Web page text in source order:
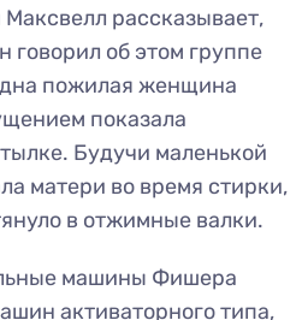
рассказывает,
говорил об этом группе
пожилая женщина
показала
Будучи маленькой
матери во время стирки,
в отжимные валки.
машины Фишера
активаторного типа,